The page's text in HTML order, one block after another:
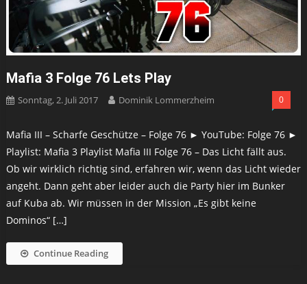
Mafia 3 Folge 76 Lets Play
Sonntag, 2. Juli 2017 Dominik Lommerzheim 0
Mafia III – Scharfe Geschütze – Folge 76 ► YouTube: Folge 76 ►
Playlist: Mafia 3 Playlist Mafia III Folge 76 – Das Licht fällt aus.
Ob wir wirklich richtig sind, erfahren wir, wenn das Licht wieder
angeht. Dann geht aber leider auch die Party hier im Bunker
auf Kuba ab. Wir müssen in der Mission „Es gibt keine
Dominos“ […]
Continue Reading